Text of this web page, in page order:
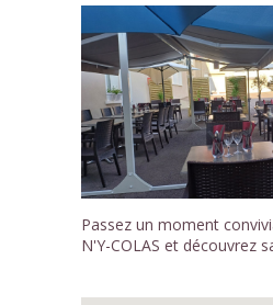
Passez un moment
N'Y-COLAS et découvrez